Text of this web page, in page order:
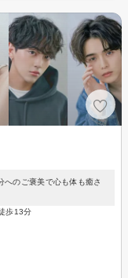
へのご褒美で心も体も癒さ
歩13分